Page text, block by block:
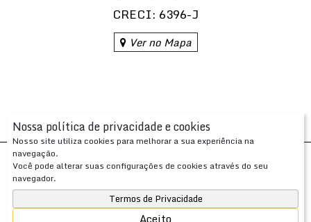
Nossa política de privacidade e cookies
Nosso site utiliza cookies para melhorar a sua experiência na
navegação.
Você pode alterar suas configurações de cookies através do seu
navegador.
Termos de Privacidade
Aceito
CRECI: 6396-J
Ver no Mapa
Apresenta.me ~ Plataforma Imobiliária